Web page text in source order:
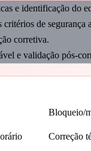
e identificação do
de segurança
corretiva.
e validação pós-
Bloqueio/
Correção